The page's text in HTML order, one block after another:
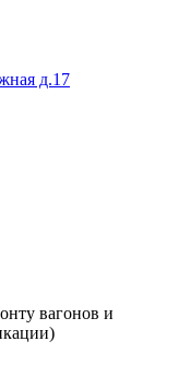
д.17
вагонов и